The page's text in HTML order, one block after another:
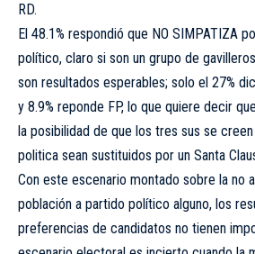
RD.
El 48.1% respondió que NO SIMPATIZA
político, claro si son un grupo de
son resultados esperables; solo el 27%
y 8.9% reponde FP, lo que quiere decir
la posibilidad de que los tres sus se
politica sean sustituidos por un Santa
Con este escenario montado sobre la no
población a partido político alguno, los
preferencias de candidatos no tienen